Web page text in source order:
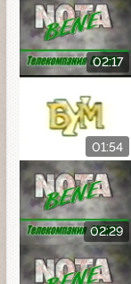
02:17
01:54
02:29